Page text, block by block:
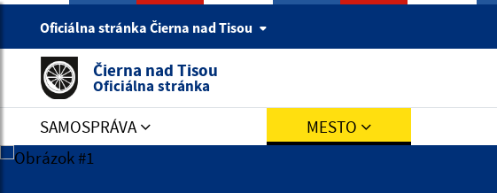
Oficiálna stránka Čierna nad Tisou
Čierna nad Tisou
Oficiálna stránka
SAMOSPRÁVA MESTO